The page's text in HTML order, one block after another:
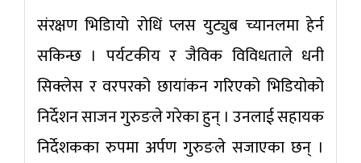
संरक्षण भिडिायो रोधिं प्लस युट्युब च्यानलमा हेर्न
सकिन्छ । पर्यटकीय र जैविक विविधताले धनी
सिक्लेस र वरपरको छायांकन गरिएको भिडियोको
निर्देशन साजन गुरुङले गरेका हुन् । उनलाई सहायक
निर्देशकका रुपमा अर्पण गुरुङले सजाएका छन् ।